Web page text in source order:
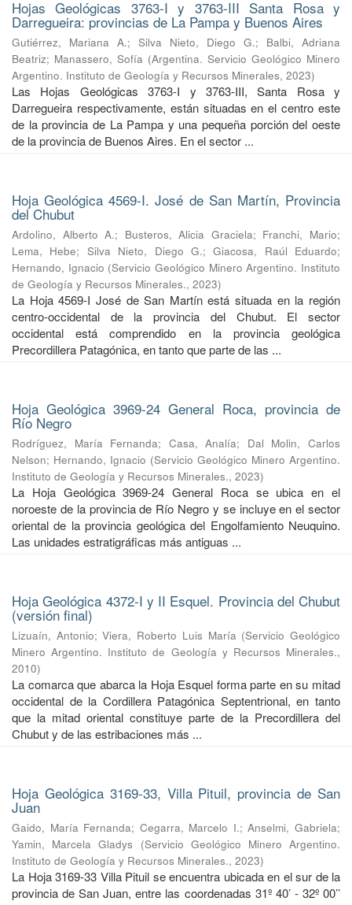
Hojas Geológicas 3763-I y 3763-III Santa Rosa y
Darregueira: provincias de La Pampa y Buenos Aires
Gutiérrez, Mariana A.; Silva Nieto, Diego G.; Balbi, Adriana
Beatriz; Manassero, Sofía (Argentina. Servicio Geológico Minero
Argentino. Instituto de Geología y Recursos Minerales, 2023)
Las Hojas Geológicas 3763-I y 3763-III, Santa Rosa y
Darregueira respectivamente, están situadas en el centro este
de la provincia de La Pampa y una pequeña porción del oeste
de la provincia de Buenos Aires. En el sector ...
Hoja Geológica 4569-I. José de San Martín, Provincia
del Chubut
Ardolino, Alberto A.; Busteros, Alicia Graciela; Franchi, Mario;
Lema, Hebe; Silva Nieto, Diego G.;Giacosa, Raúl Eduardo;
Hernando, Ignacio (Servicio Geológico Minero Argentino. Instituto
de Geología y Recursos Minerales., 2023)
La Hoja 4569-I José de San Martín está situada en la región
centro-occidental de la provincia del Chubut. El sector
occidental está comprendido en la provincia geológica
Precordillera Patagónica, en tanto que parte de las ...
Hoja Geológica 3969-24 General Roca, provincia de
Río Negro
Rodríguez, María Fernanda; Casa, Analía; Dal Molin, Carlos
Nelson; Hernando, Ignacio (Servicio Geológico Minero Argentino.
Instituto de Geología y Recursos Minerales., 2023)
La Hoja Geológica 3969-24 General Roca se ubica en el
noroeste de la provincia de Río Negro y se incluye en el sector
oriental de la provincia geológica del Engolfamiento Neuquino.
Las unidades estratigráficas más antiguas ...
Hoja Geológica 4372-I y II Esquel. Provincia del Chubut
(versión final)
Lizuaín, Antonio;Viera, Roberto Luis María (Servicio Geológico
Minero Argentino. Instituto de Geología y Recursos Minerales.,
2010)
La comarca que abarca la Hoja Esquel forma parte en su mitad
occidental de la Cordillera Patagónica Septentrional, en tanto
que la mitad oriental constituye parte de la Precordillera del
Chubut y de las estribaciones más ...
Hoja Geológica 3169-33, Villa Pituil, provincia de San
Juan
Gaido, María Fernanda; Cegarra, Marcelo I.;Anselmi, Gabriela;
Yamin, Marcela Gladys
(Servicio Geológico Minero Argentino.
Instituto de Geología y Recursos Minerales., 2023)
La Hoja 3169-33 Villa Pituil se encuentra ubicada en el sur de la
provincia de San Juan, entre las coordenadas 31º 40’ - 32º 00’’